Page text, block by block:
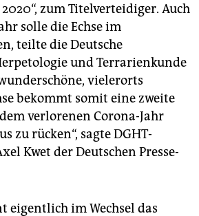
2020“, zum Titelverteidiger. Auch
solle die Echse im
teilte die Deutsche
und Terrarienkunde
vielerorts
bekommt somit eine zweite
verlorenen Corona-Jahr
zu rücken“, sagte DGHT-
Kwet der Deutschen Presse-
eigentlich im Wechsel das